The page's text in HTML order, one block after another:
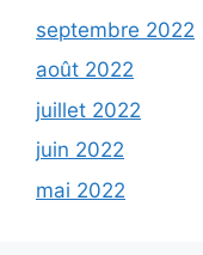
septembre 2022
août 2022
juillet 2022
juin 2022
mai 2022